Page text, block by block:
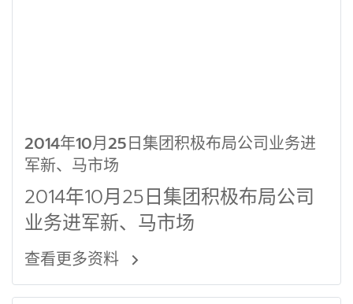
2014年10月25日集团积极布局公司业务进
军新、马市场
2014年10月25日集团积极布局公司
业务进军新、马市场
查看更多资料